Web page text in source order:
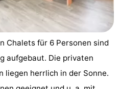
Chalets für 6 Personen sind
aufgebaut. Die privaten
liegen herrlich in der Sonne.